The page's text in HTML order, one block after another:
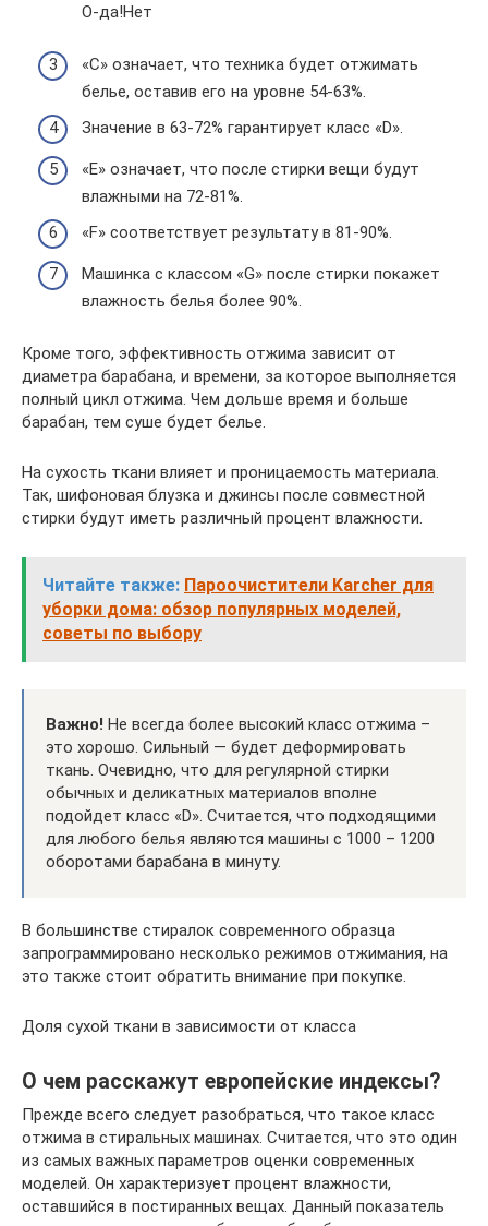
О-да!Нет
«С» означает, что техника будет отжимать
белье, оставив его на уровне 54-63%.
Значение в 63-72% гарантирует класс «D».
«E» означает, что после стирки вещи будут
влажными на 72-81%.
«F» соответствует результату в 81-90%.
Машинка с классом «G» после стирки покажет
влажность белья более 90%.
Кроме того, эффективность отжима зависит от
диаметра барабана, и времени, за которое выполняется
полный цикл отжима. Чем дольше время и больше
барабан, тем суше будет белье.
На сухость ткани влияет и проницаемость материала.
Так, шифоновая блузка и джинсы после совместной
стирки будут иметь различный процент влажности.
Читайте также: Пароочистители Karcher для
уборки дома: обзор популярных моделей,
советы по выбору
Важно! Не всегда более высокий класс отжима –
это хорошо. Сильный — будет деформировать
ткань. Очевидно, что для регулярной стирки
обычных и деликатных материалов вполне
подойдет класс «D». Считается, что подходящими
для любого белья являются машины с 1000 – 1200
оборотами барабана в минуту.
В большинстве стиралок современного образца
запрограммировано несколько режимов отжимания, на
это также стоит обратить внимание при покупке.
Доля сухой ткани в зависимости от класса
О чем расскажут европейские индексы?
Прежде всего следует разобраться, что такое класс
отжима в стиральных машинах. Считается, что это один
из самых важных параметров оценки современных
моделей. Он характеризует процент влажности,
оставшийся в постиранных вещах. Данный показатель